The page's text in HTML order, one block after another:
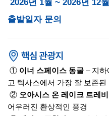
2026년 1월 ~ 2026년 12
출발일자 문의
① 이너 스페이스 동굴 – 지하
고 텍사스에서 가장 잘 보존
② 오아시스 온 레이크 트레
어우러진 환상적인 풍경